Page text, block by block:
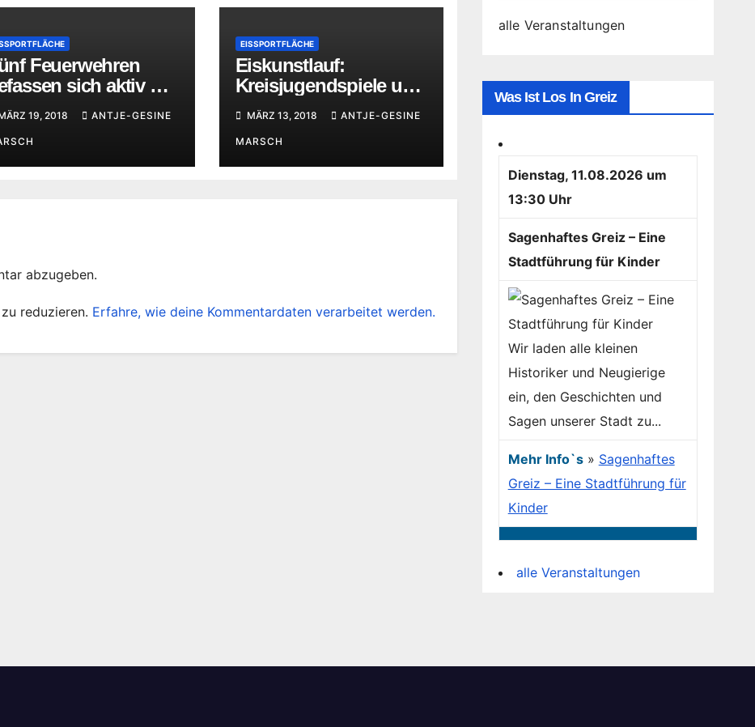
Feuerwehren
sich aktiv mit
Eisrettung
19, 2018 ANTJE-GESINE
EISSPORTFLÄCHE
Eiskunstlauf:
Kreisjugendspiele und
erfolgreiche
Vereinsmeisterschaft
MÄRZ 13, 2018 ANTJE-GESINE
MARSCH
abzugeben.
reduzieren. Erfahre, wie deine Kommentardaten verarbeitet werden.
alle Veranstaltungen
Was Ist Los In Greiz
Dienstag, 11.08.2026 um
13:30 Uhr
Sagenhaftes Greiz – Eine
Stadtführung für Kinder
Wir laden alle kleinen
Historiker und Neugierige
ein, den Geschichten und
Sagen unserer Stadt zu...
Mehr Info`s» Sagenhaftes
Greiz – Eine Stadtführung für
Kinder
alle Veranstaltungen